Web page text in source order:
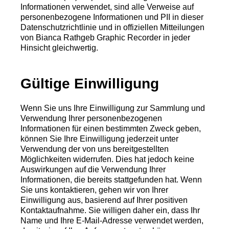
Informationen verwendet, sind alle Verweise auf
personenbezogene Informationen und PII in dieser
Datenschutzrichtlinie und in offiziellen Mitteilungen
von Bianca Rathgeb Graphic Recorder in jeder
Hinsicht gleichwertig.
Gültige Einwilligung
Wenn Sie uns Ihre Einwilligung zur Sammlung und
Verwendung Ihrer personenbezogenen
Informationen für einen bestimmten Zweck geben,
können Sie Ihre Einwilligung jederzeit unter
Verwendung der von uns bereitgestellten
Möglichkeiten widerrufen. Dies hat jedoch keine
Auswirkungen auf die Verwendung Ihrer
Informationen, die bereits stattgefunden hat. Wenn
Sie uns kontaktieren, gehen wir von Ihrer
Einwilligung aus, basierend auf Ihrer positiven
Kontaktaufnahme. Sie willigen daher ein, dass Ihr
Name und Ihre E-Mail-Adresse verwendet werden,